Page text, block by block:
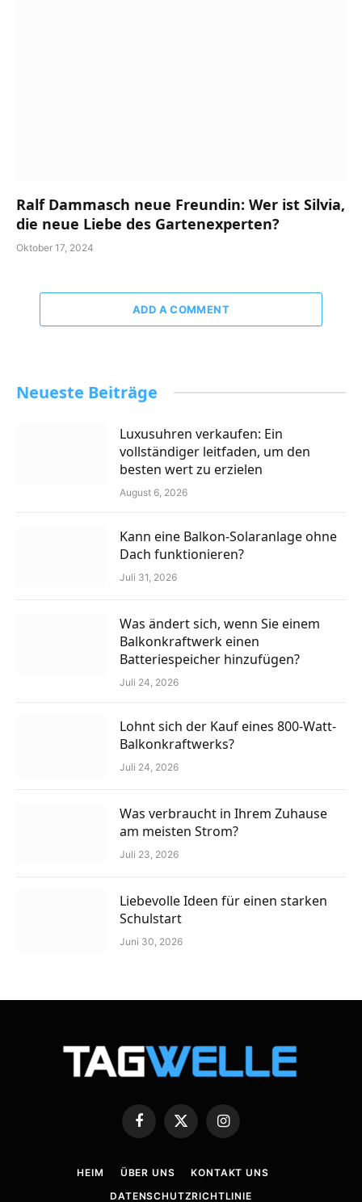
Ralf Dammasch neue Freundin: Wer ist Silvia,
die neue Liebe des Gartenexperten?
Oktober 17, 2024
ADD A COMMENT
Neueste Beiträge
Luxusuhren verkaufen: Ein
vollständiger leitfaden, um den
besten wert zu erzielen
August 6, 2026
Kann eine Balkon-Solaranlage ohne
Dach funktionieren?
Juli 31, 2026
Was ändert sich, wenn Sie einem
Balkonkraftwerk einen
Batteriespeicher hinzufügen?
Juli 24, 2026
Lohnt sich der Kauf eines 800-Watt-
Balkonkraftwerks?
Juli 24, 2026
Was verbraucht in Ihrem Zuhause
am meisten Strom?
Juli 23, 2026
Liebevolle Ideen für einen starken
Schulstart
Juni 30, 2026
Facebook
X
(Twitter)
Instagram
HEIM ÜBER UNS
KONTAKT UNS
DATENSCHUTZRICHTLINIE